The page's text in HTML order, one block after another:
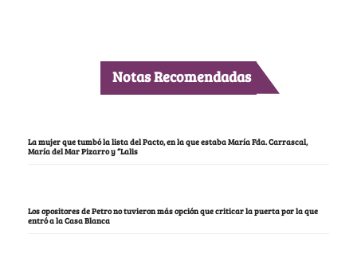
Notas Recomendadas
La mujer que tumbó la lista del Pacto, en la que estaba María Fda. Carrascal,
María del Mar Pizarro y “Lalis
Los opositores de Petro no tuvieron más opción que criticar la puerta por la que
entró a la Casa Blanca